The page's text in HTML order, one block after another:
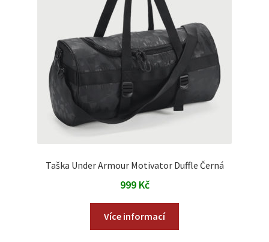
Taška Under Armour Motivator Duffle Černá
999 Kč
Více informací